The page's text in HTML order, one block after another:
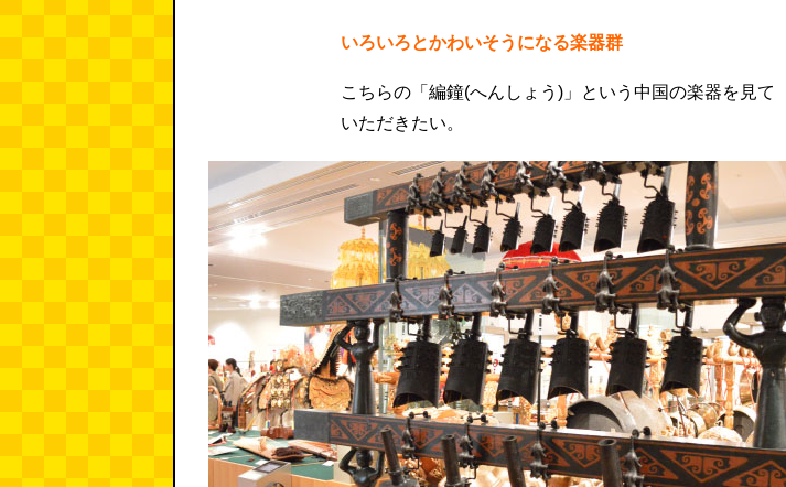
いろいろとかわいそうになる楽器群
こちらの「編鐘(へんしょう)」という中国の楽器を見て
いただきたい。